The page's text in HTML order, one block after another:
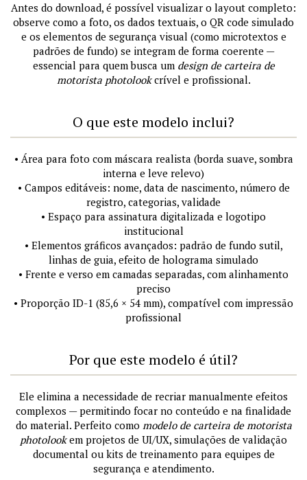
Antes do download, é possível visualizar o layout completo:
observe como a foto, os dados textuais, o QR code simulado
e os elementos de segurança visual (como microtextos e
padrões de fundo) se integram de forma coerente —
essencial para quem busca um design de carteira de
motorista photolookcrível e profissional.
O que este modelo inclui?
• Área para foto com máscara realista (borda suave, sombra
interna e leve relevo)
• Campos editáveis: nome, data de nascimento, número de
registro, categorias, validade
• Espaço para assinatura digitalizada e logotipo
institucional
• Elementos gráficos avançados: padrão de fundo sutil,
linhas de guia, efeito de holograma simulado
• Frente e verso em camadas separadas, com alinhamento
preciso
• Proporção ID-1 (85,6 × 54 mm), compatível com impressão
profissional
Por que este modelo é útil?
Ele elimina a necessidade de recriar manualmente efeitos
complexos — permitindo focar no conteúdo e na finalidade
do material. Perfeito como modelo de carteira de motorista
photolookem projetos de UI/UX, simulações de validação
documental ou kits de treinamento para equipes de
segurança e atendimento.